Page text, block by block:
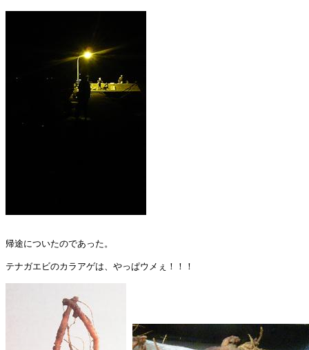
帰途についたのであった。
テナガエビのカラアゲは、やっぱウメぇ！！！